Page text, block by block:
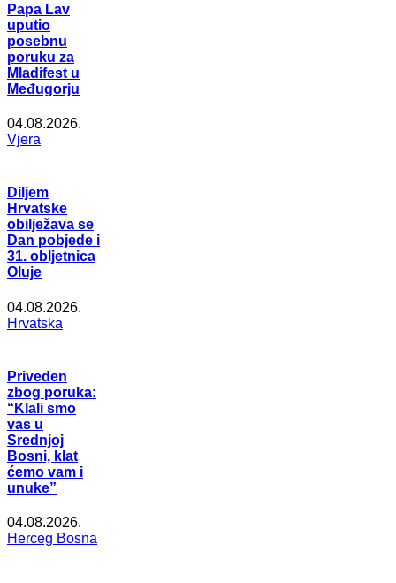
Papa Lav
uputio
posebnu
poruku za
Mladifest u
Međugorju
04.08.2026.
Vjera
Diljem
Hrvatske
obilježava se
Dan pobjede i
31. obljetnica
Oluje
04.08.2026.
Hrvatska
Priveden
zbog poruka:
“Klali smo
vas u
Srednjoj
Bosni, klat
ćemo vam i
unuke”
04.08.2026.
Herceg Bosna